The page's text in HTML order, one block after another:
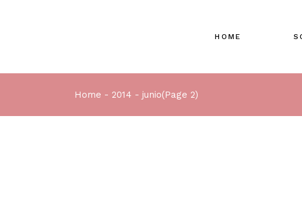
HOME
Home 2014 junio(Page 2)